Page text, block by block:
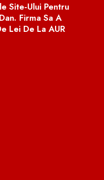
Site-Ului Pentru
Firma Sa A
Lei De La AUR